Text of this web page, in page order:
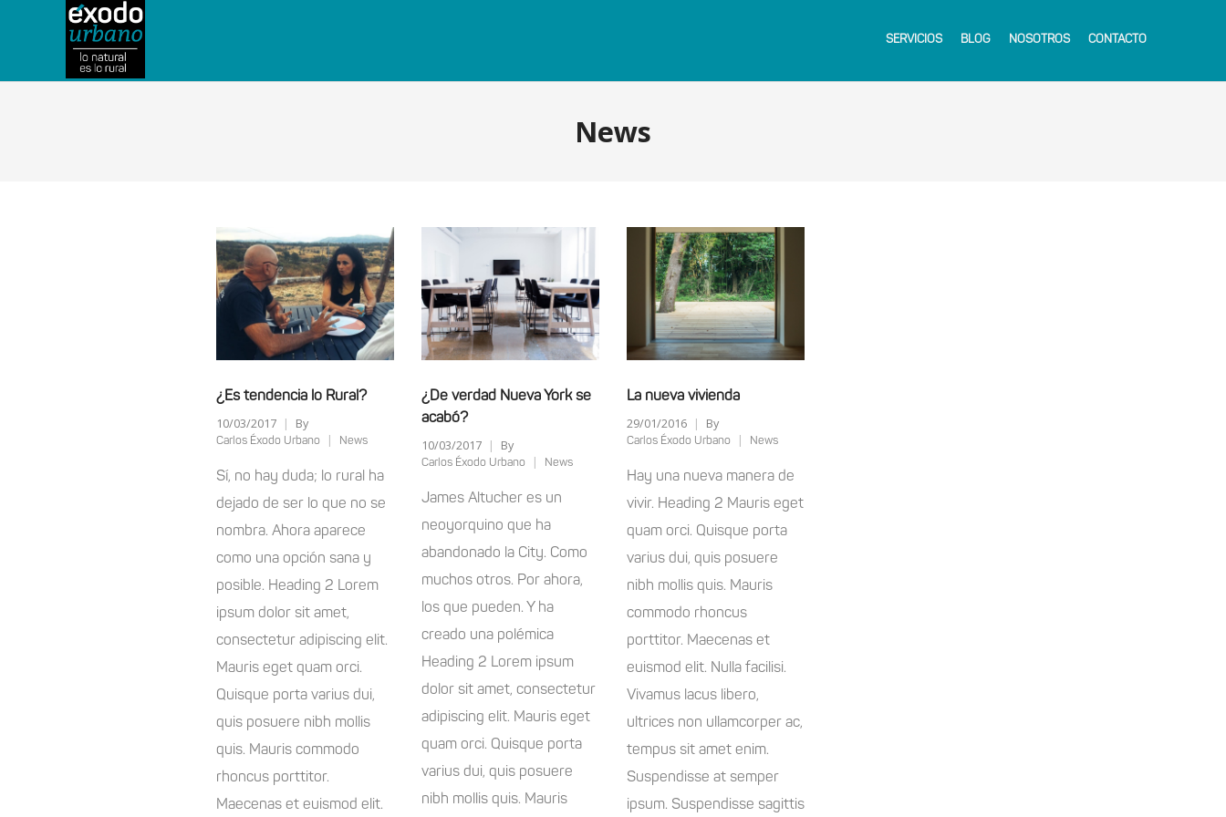
SERVICIOS BLOG NOSOTROS CONTACTO
News
¿Es tendencia lo Rural?
10/03/2017 By
Carlos Éxodo Urbano News
Sí, no hay duda; lo rural ha
dejado de ser lo que no se
nombra. Ahora aparece
como una opción sana y
posible. Heading 2 Lorem
ipsum dolor sit amet,
consectetur adipiscing elit.
Mauris eget quam orci.
Quisque porta varius dui,
quis posuere nibh mollis
quis. Mauris commodo
rhoncus porttitor.
Maecenas et euismod elit.
¿De verdad Nueva York se
acabó?
10/03/2017 By
Carlos Éxodo Urbano News
James Altucher es un
neoyorquino que ha
abandonado la City. Como
muchos otros. Por ahora,
los que pueden. Y ha
creado una polémica
Heading 2 Lorem ipsum
dolor sit amet, consectetur
adipiscing elit. Mauris eget
quam orci. Quisque porta
varius dui, quis posuere
nibh mollis quis. Mauris
La nueva vivienda
29/01/2016 By
Carlos Éxodo Urbano News
Hay una nueva manera de
vivir. Heading 2 Mauris eget
quam orci. Quisque porta
varius dui, quis posuere
nibh mollis quis. Mauris
commodo rhoncus
porttitor. Maecenas et
euismod elit. Nulla facilisi.
Vivamus lacus libero,
ultrices non ullamcorper ac,
tempus sit amet enim.
Suspendisse at semper
ipsum. Suspendisse sagittis